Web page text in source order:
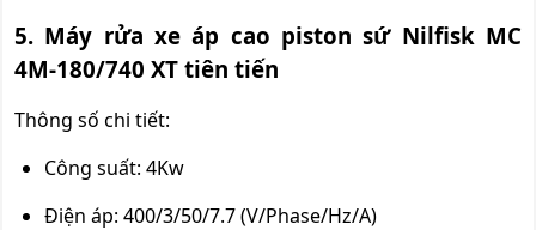
5. Máy rửa xe áp cao piston sứ Nilfisk MC
4M-180/740 XT tiên tiến
Thông số chi tiết:
Công suất: 4Kw
Điện áp: 400/3/50/7.7 (V/Phase/Hz/A)